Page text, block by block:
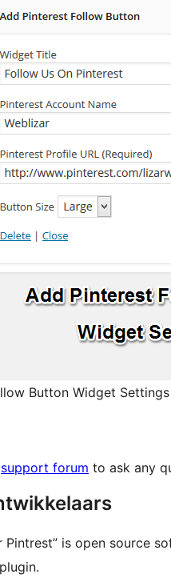
Button Widget Settings
support forum to ask any
Pintrest” is open source